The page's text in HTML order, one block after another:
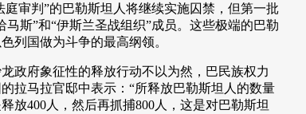
庭审判”的巴勒斯坦人将继续实施囚禁，但第一批
马斯”和“伊斯兰圣战组织”成员。这些极端的巴勒
列国做为斗争的最高纲领。
府象征性的释放行动不以为然，巴民族权力
拉马拉官邸中表示：“所释放巴勒斯坦人的数量
放400人，然后再抓捕800人，这是对巴勒斯坦